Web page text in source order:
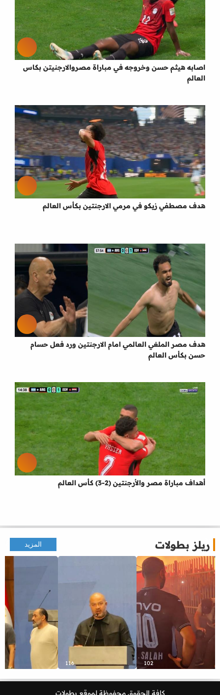
اصابه هيثم حسن وخروجه في مباراة مصروالارجنيتن بكاس
العالم
هدف مصطفي زيكو في مرمي الارجنتين بكأس العالم
هدف مصر الملغي العالمي امام الارجنتين ورد فعل حسام
حسن بكأس العالم
أهداف مباراة مصر والأرجنتين (2-3) كأس العالم
ريلز بطولات المزيد
102
116
كافة الحقوق محفوظة لموقع بطولات